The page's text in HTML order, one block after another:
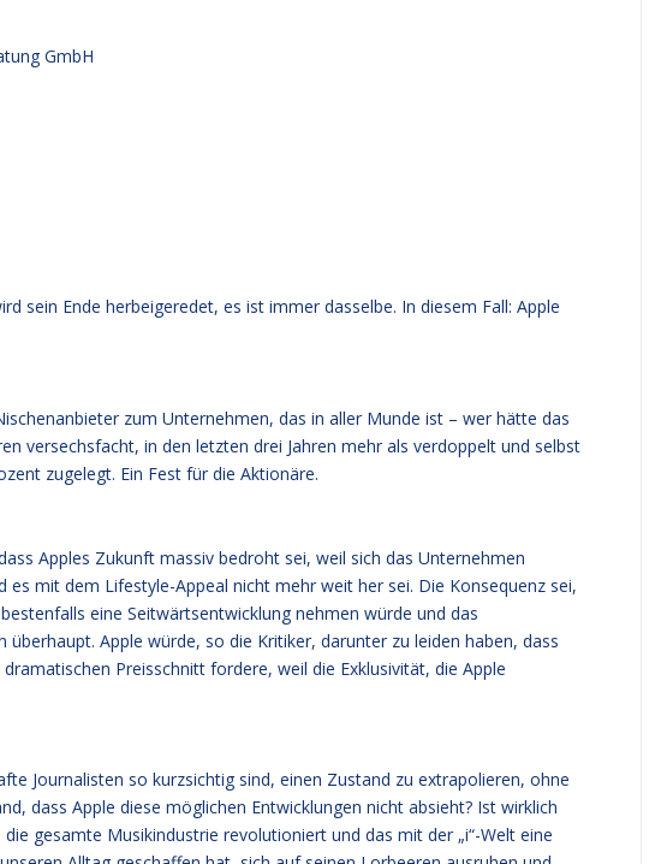
GmbH
sein Ende herbeigeredet, es ist immer dasselbe. In diesem Fall: Apple
zum Unternehmen, das in aller Munde ist – wer hätte das
versechsfacht, in den letzten drei Jahren mehr als verdoppelt und selbst
zugelegt. Ein Fest für die Aktionäre.
Apples Zukunft massiv bedroht sei, weil sich das Unternehmen
mit dem Lifestyle-Appeal nicht mehr weit her sei. Die Konsequenz sei,
eine Seitwärtsentwicklung nehmen würde und das
Apple würde, so die Kritiker, darunter zu leiden haben, dass
Preisschnitt fordere, weil die Exklusivität, die Apple
Journalisten so kurzsichtig sind, einen Zustand zu extrapolieren, ohne
dass Apple diese möglichen Entwicklungen nicht absieht? Ist wirklich
gesamte Musikindustrie revolutioniert und das mit der „i“-Welt eine